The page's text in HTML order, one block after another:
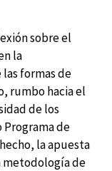
sobre el
la
formas de
rumbo hacia el
de los
Programa de
la apuesta
metodología de